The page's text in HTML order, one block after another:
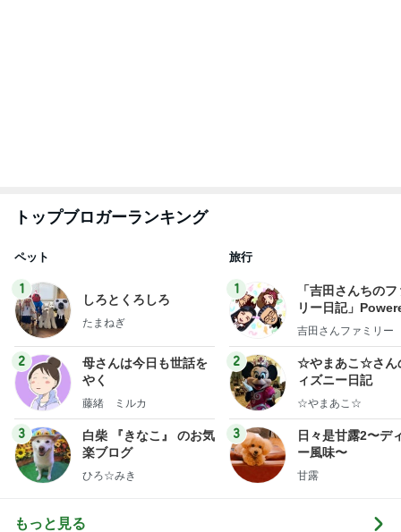
トップブロガーランキング
ペット
1
しろとくろしろ
たまねぎ
2
母さんは今日も世話を
やく
藤緒 ミルカ
3
白柴 『きなこ』 のお気
楽ブログ
ひろ☆みき
旅行
1
「吉田さんちの
リー日記」
y Ameba 吉田さ
ログ
吉田さんファミリー
2
☆やまあこ☆さん
ィズニー日記
☆やまあこ☆
3
日々是甘露2〜デ
ー風味〜
甘露
もっと見る